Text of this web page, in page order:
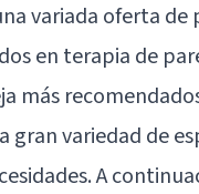
variada oferta de
en terapia de
más
variedad de
A